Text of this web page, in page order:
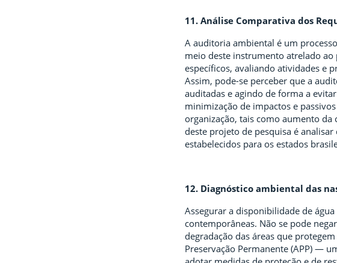
11. Análise Comparativa dos
A auditoria ambiental é um
meio deste instrumento atrelado ao
específicos, avaliando atividades e
Assim, pode-se perceber que a
auditadas e agindo de forma a
minimização de impactos e
organização, tais como aumento
deste projeto de pesquisa é
estabelecidos para os estados
12. Diagnóstico ambiental das
Assegurar a disponibilidade de
contemporâneas. Não se pode
degradação das áreas que
Preservação Permanente (APP) —